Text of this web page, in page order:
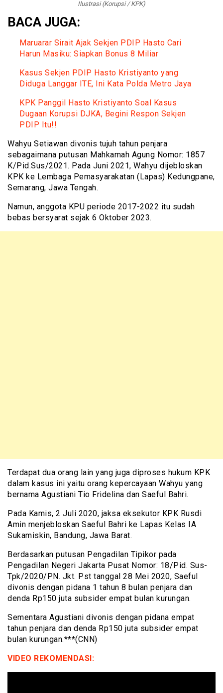
Ilustrasi (Korupsi / KPK)
BACA JUGA:
Maruarar Sirait Ajak Sekjen PDIP Hasto Cari
Harun Masiku: Siapkan Bonus 8 Miliar
Kasus Sekjen PDIP Hasto Kristiyanto yang
Diduga Langgar ITE, Ini Kata Polda Metro Jaya
KPK Panggil Hasto Kristiyanto Soal Kasus
Dugaan Korupsi DJKA, Begini Respon Sekjen
PDIP Itu!!
Wahyu Setiawan divonis tujuh tahun penjara
sebagaimana putusan Mahkamah Agung Nomor: 1857
K/Pid.Sus/2021. Pada Juni 2021, Wahyu dijebloskan
KPK ke Lembaga Pemasyarakatan (Lapas) Kedungpane,
Semarang, Jawa Tengah.
Namun, anggota KPU periode 2017-2022 itu sudah
bebas bersyarat sejak 6 Oktober 2023.
Terdapat dua orang lain yang juga diproses hukum KPK
dalam kasus ini yaitu orang kepercayaan Wahyu yang
bernama Agustiani Tio Fridelina dan Saeful Bahri.
Pada Kamis, 2 Juli 2020, jaksa eksekutor KPK Rusdi
Amin menjebloskan Saeful Bahri ke Lapas Kelas IA
Sukamiskin, Bandung, Jawa Barat.
Berdasarkan putusan Pengadilan Tipikor pada
Pengadilan Negeri Jakarta Pusat Nomor: 18/Pid. Sus-
Tpk/2020/PN. Jkt. Pst tanggal 28 Mei 2020, Saeful
divonis dengan pidana 1 tahun 8 bulan penjara dan
denda Rp150 juta subsider empat bulan kurungan.
Sementara Agustiani divonis dengan pidana empat
tahun penjara dan denda Rp150 juta subsider empat
bulan kurungan.***(CNN)
VIDEO REKOMENDASI: